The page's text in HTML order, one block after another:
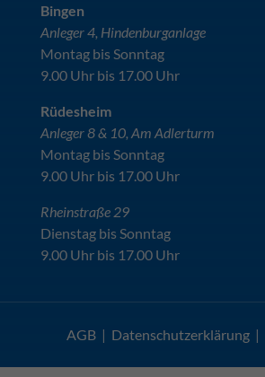
Bingen
Anleger 4, Hindenburganlage
Montag bis Sonntag
9.00 Uhr bis 17.00 Uhr
Rüdesheim
Anleger 8 & 10, Am Adlerturm
Montag bis Sonntag
9.00 Uhr bis 17.00 Uhr
Rheinstraße 29
Dienstag bis Sonntag
9.00 Uhr bis 17.00 Uhr
AGB | Datenschutzerklärung |